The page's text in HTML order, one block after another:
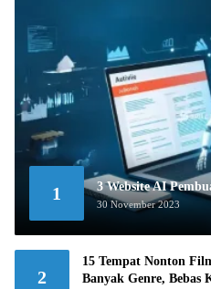
1 3 Website AI
30 November 2023
2
15 Tempat Nonton
Banyak Genre, Bebas